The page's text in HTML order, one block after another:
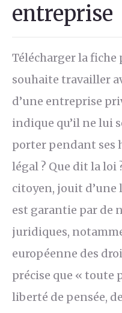
entreprise
Télécharger la fiche
souhaite travailler
d’une entreprise
indique qu’il ne lui
porter pendant ses
légal ? Que dit la loi
citoyen, jouit
est garantie par de
juridiques,
européenne des
précise que « toute
liberté de pensée,